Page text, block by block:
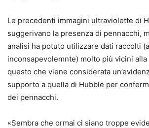
Le precedenti immagini ultraviolette di
suggerivano la presenza di pennacchi,
analisi ha potuto utilizzare dati raccolti
inconsapevolemnte) molto più vicini
questo che viene considerata
supporto a quella di Hubble per
dei pennacchi.
«Sembra che ormai ci siano troppe